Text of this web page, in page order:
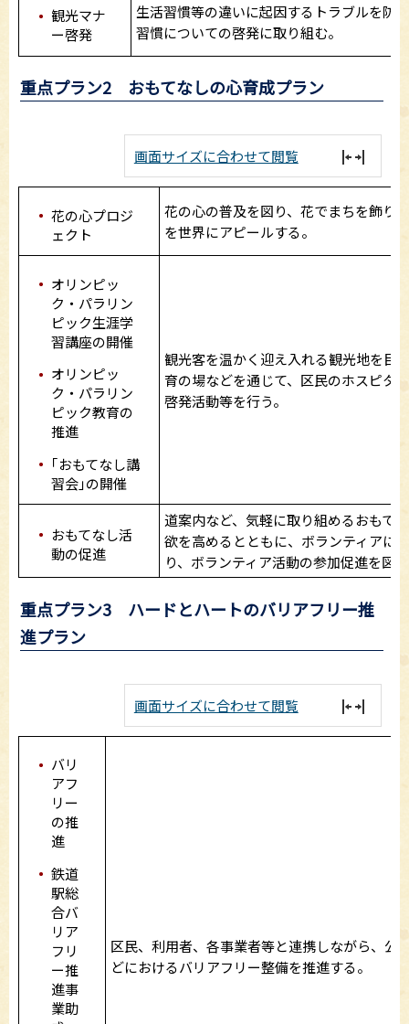
観光マナ
ー啓発
生活習慣等の違いに起因するトラブルを防
習慣についての啓発に取り組む。
重点プラン2 おもてなしの心育成プラン
画面サイズに合わせて閲覧
花の心プロジ
ェクト
花の心の普及を図り、花でまちを飾り
を世界にアピールする。
オリンピッ
ク・パラリン
ピック生涯学
習講座の開催
オリンピッ
ク・パラリン
ピック教育の
推進
｢おもてなし講
習会｣の開催
観光客を温かく迎え入れる観光地を目
育の場などを通じて、区民のホスピタ
啓発活動等を行う。
おもてなし活
動の促進
道案内など、気軽に取り組めるおもて
欲を高めるとともに、ボランティアに
り、ボランティア活動の参加促進を図
重点プラン3 ハードとハートのバリアフリー推
進プラン
画面サイズに合わせて閲覧
バリ
アフ
リー
の推
進
鉄道
駅総
合バ
リア
フリ
ー推
進事
業助
区民、利用者、各事業者等と連携しながら、公
どにおけるバリアフリー整備を推進する。